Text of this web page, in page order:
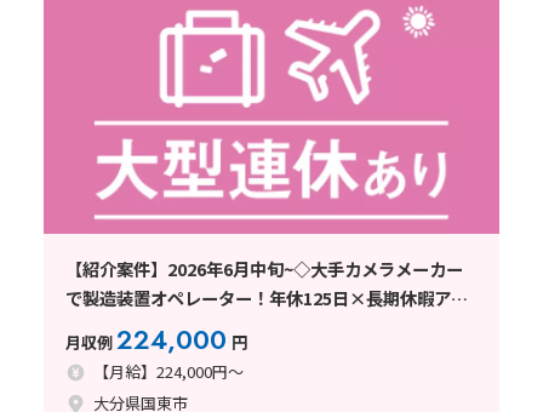
【紹介案件】2026年6月中旬~◇大手カメラメーカー
で製造装置オペレーター！年休125日×長期休暇アリ
月収例224,000 円
【月給】224,000円～
大分県国東市